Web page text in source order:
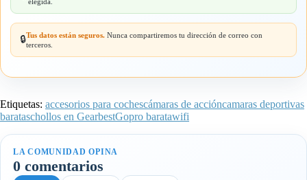
🔒Tus datos están seguros. Nunca compartiremos tu dirección de correo con
terceros.
Etiquetas: accesorios para cochescámaras de accióncamaras deportivas
barataschollos en GearbestGopro baratawifi
LA COMUNIDAD OPINA
0 comentarios